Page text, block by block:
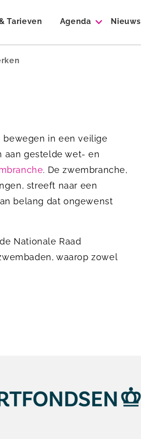
Tarieven Agenda Nieuws
bewegen in een veilige
aan gestelde wet- en
. De zwembranche,
streeft naar een
belang dat ongewenst
Nationale Raad
waarop zowel